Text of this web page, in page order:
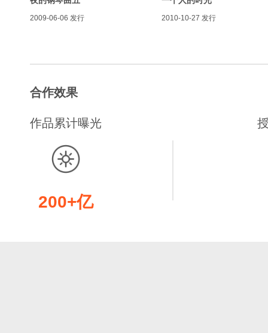
2009-06-06 发行 2010-10-27 发行
合作效果
作品累计曝光
200+亿